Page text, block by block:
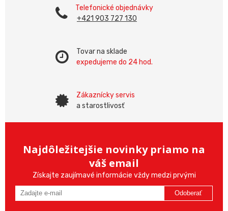
Telefonické objednávky
+421 903 727 130
Tovar na sklade
expedujeme do 24 hod.
Zákaznícky servis
a starostlivosť
Najdôležitejšie novinky priamo na
váš email
Získajte zaujímavé informácie vždy medzi prvými
Odoberať